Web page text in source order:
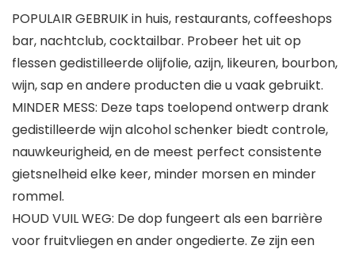
POPULAIR GEBRUIK in huis, restaurants, coffeeshops
bar, nachtclub, cocktailbar. Probeer het uit op
flessen gedistilleerde olijfolie, azijn, likeuren, bourbon,
wijn, sap en andere producten die u vaak gebruikt.
MINDER MESS: Deze taps toelopend ontwerp drank
gedistilleerde wijn alcohol schenker biedt controle,
nauwkeurigheid, en de meest perfect consistente
gietsnelheid elke keer, minder morsen en minder
rommel.
HOUD VUIL WEG: De dop fungeert als een barrière
voor fruitvliegen en ander ongedierte. Ze zijn een